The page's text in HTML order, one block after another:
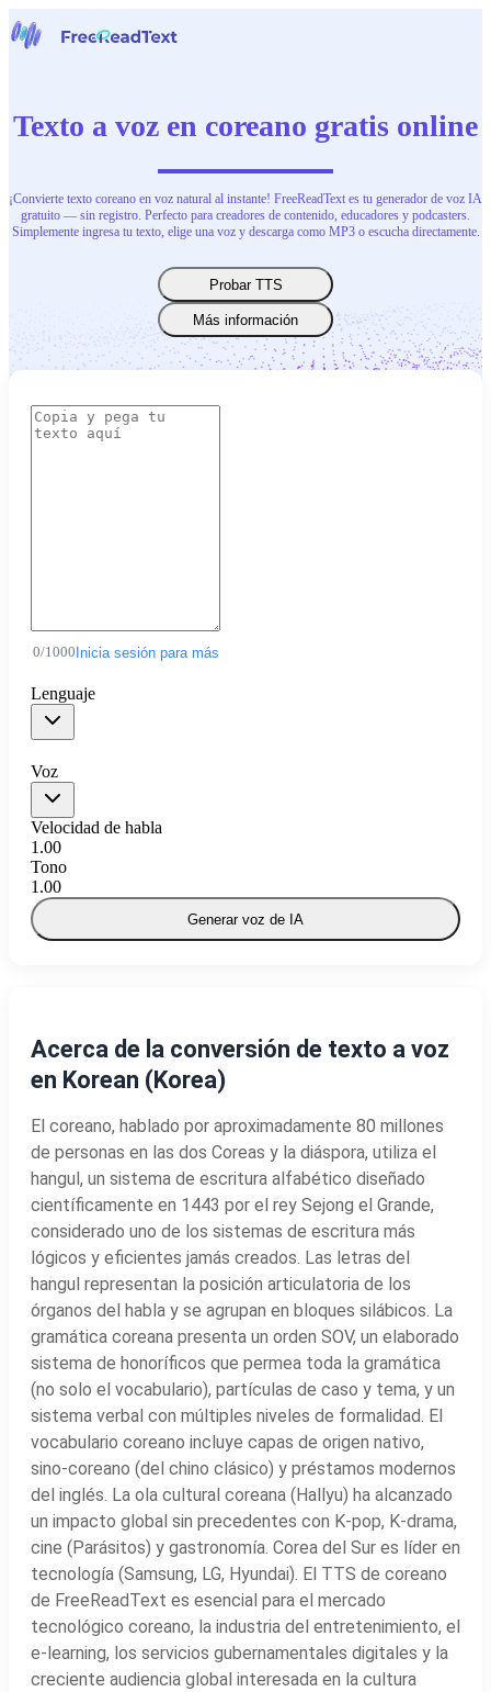
Herramientas
Contacta con nosotras
Texto a voz en coreano gratis online
¡Convierte texto coreano en voz natural al instante! FreeReadText es tu generador de voz IA
gratuito — sin registro. Perfecto para creadores de contenido, educadores y podcasters.
Simplemente ingresa tu texto, elige una voz y descarga como MP3 o escucha directamente.
Probar TTS
Más información
0/1000 Inicia sesión para más
Lenguaje
Voz
Velocidad de habla
1.00
Tono
1.00
Generar voz de IA
Acerca de la conversión de texto a voz
en Korean (Korea)
El coreano, hablado por aproximadamente 80 millones
de personas en las dos Coreas y la diáspora, utiliza el
hangul, un sistema de escritura alfabético diseñado
científicamente en 1443 por el rey Sejong el Grande,
considerado uno de los sistemas de escritura más
lógicos y eficientes jamás creados. Las letras del
hangul representan la posición articulatoria de los
órganos del habla y se agrupan en bloques silábicos. La
gramática coreana presenta un orden SOV, un elaborado
sistema de honoríficos que permea toda la gramática
(no solo el vocabulario), partículas de caso y tema, y un
sistema verbal con múltiples niveles de formalidad. El
vocabulario coreano incluye capas de origen nativo,
sino-coreano (del chino clásico) y préstamos modernos
del inglés. La ola cultural coreana (Hallyu) ha alcanzado
un impacto global sin precedentes con K-pop, K-drama,
cine (Parásitos) y gastronomía. Corea del Sur es líder en
tecnología (Samsung, LG, Hyundai). El TTS de coreano
de FreeReadText es esencial para el mercado
tecnológico coreano, la industria del entretenimiento, el
e-learning, los servicios gubernamentales digitales y la
creciente audiencia global interesada en la cultura